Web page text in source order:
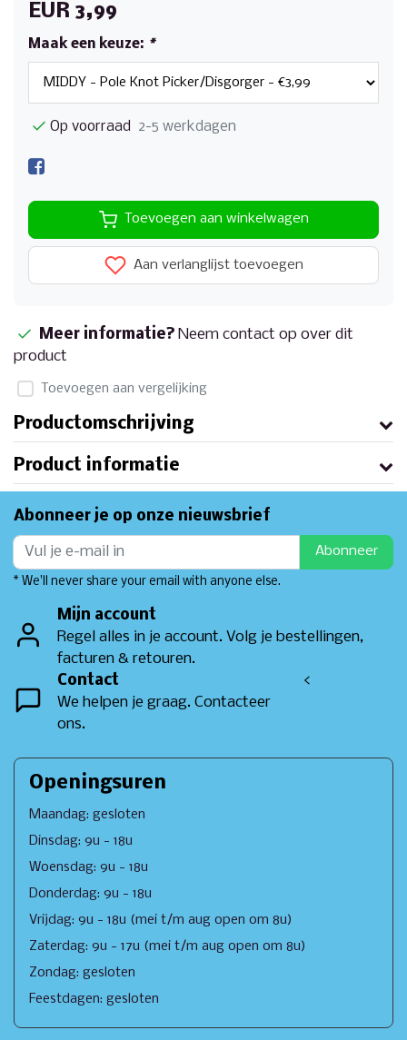
EUR 3,99
Maak een keuze: *
Op voorraad 2-5 werkdagen
Toevoegen aan winkelwagen
Aan verlanglijst toevoegen
Meer informatie? Neem contact op over dit
product
Toevoegen aan vergelijking
Productomschrijving
Product informatie
Abonneer je op onze nieuwsbrief
Abonneer
* We'll never share your email with anyone else.
Mijn account
Regel alles in je account. Volg je bestellingen,
facturen & retouren.
Contact
We helpen je graag. Contacteer
ons.
<
Openingsuren
Maandag: gesloten
Dinsdag: 9u - 18u
Woensdag: 9u - 18u
Donderdag: 9u - 18u
Vrijdag: 9u - 18u (mei t/m aug open om 8u)
Zaterdag: 9u - 17u (mei t/m aug open om 8u)
Zondag: gesloten
Feestdagen: gesloten